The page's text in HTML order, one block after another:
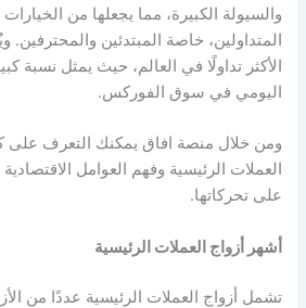
والسيولة الكبيرة، مما يجعلها من
الأكثر تداولًا في العالم، حيث يمثل نسبة
اليومي في سوق الفوركس.
ومن خلال منصة افاق يمكنك التعرف على
العملات الرئيسية وفهم العوامل
على تحركاتها.
أشهر أزواج العملات الرئيسية
تشمل أزواج العملات الرئيسية عددًا من